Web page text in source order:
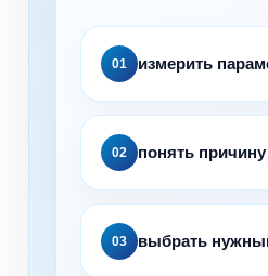
01 измерить
02 понять
03 выбрать